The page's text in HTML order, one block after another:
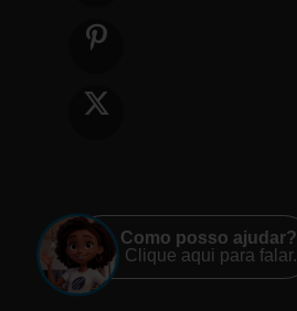
Como posso ajudar?
Clique aqui para falar.